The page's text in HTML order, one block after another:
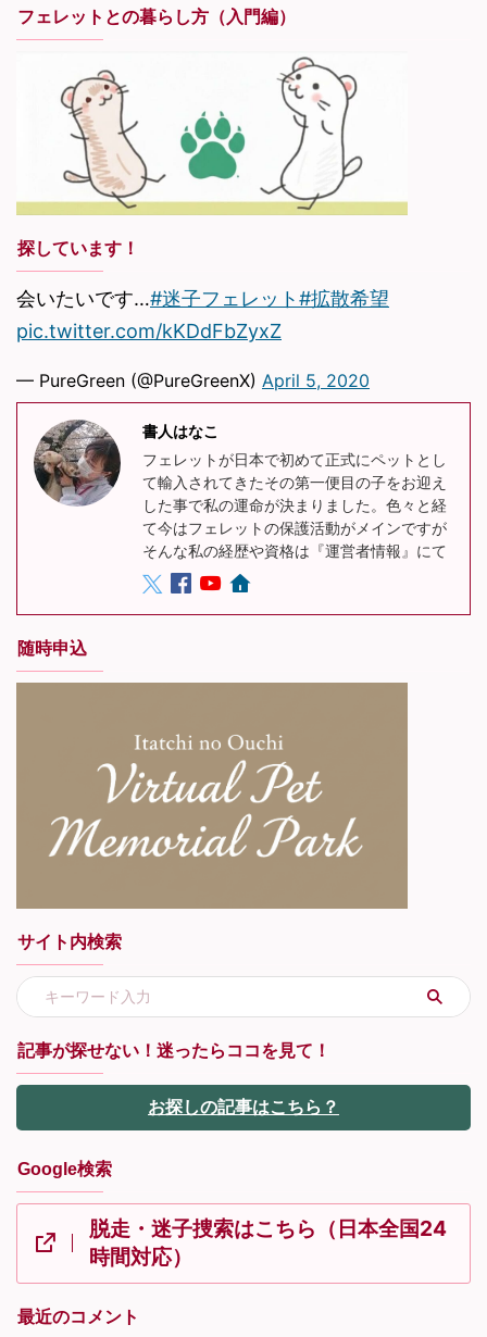
フェレットとの暮らし方（入門編）
探しています！
会いたいです…#迷子フェレット#拡散希望
pic.twitter.com/kKDdFbZyxZ
— PureGreen (@PureGreenX) April 5, 2020
書人はなこ
フェレットが日本で初めて正式にペットとし
て輸入されてきたその第一便目の子をお迎え
した事で私の運命が決まりました。色々と経
て今はフェレットの保護活動がメインですが
そんな私の経歴や資格は『運営者情報』にて
随時申込
サイト内検索
記事が探せない！迷ったらココを見て！
お探しの記事はこちら？
Google検索
脱走・迷子捜索はこちら（日本全国24
時間対応）
最近のコメント